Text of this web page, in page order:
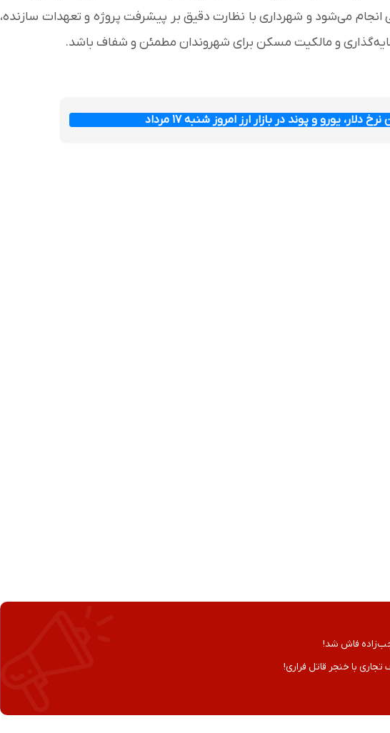
می‌شود و شهرداری با نظارت دقیق بر پیشرفت پروژه و تعهدات سازنده،
و مالکیت مسکن برای شهروندان مطمئن و شفاف باشد.
دلار، یورو و پوند در بازار ارز امروز شنبه ۱۷ مرداد
فاش شد!
با خنجر قاتل فراری!